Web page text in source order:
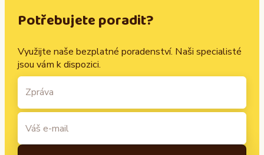
Potřebujete poradit?
Využijte naše bezplatné poradenství. Naši specialisté
jsou vám k dispozici.